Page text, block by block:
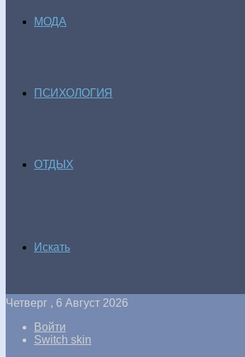
МОДА
ПСИХОЛОГИЯ
ОТДЫХ
Искать
Четверг , 6 Август 2026
Войти
Switch skin